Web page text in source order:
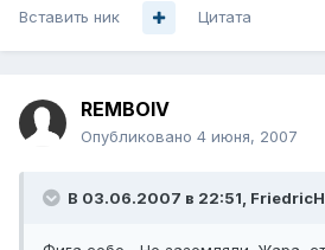
Вставить ник Цитата
REMBOIV
Опубликовано 4 июня, 2007
В 03.06.2007 в 22:51, FriedricH